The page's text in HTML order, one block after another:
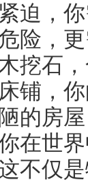
迫，
险，
挖石
铺，
的房
在世
不仅